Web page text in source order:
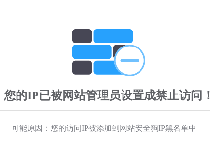
您的IP已被网站管理员设置成禁止访问！
可能原因：您的访问IP被添加到网站安全狗IP黑名单中